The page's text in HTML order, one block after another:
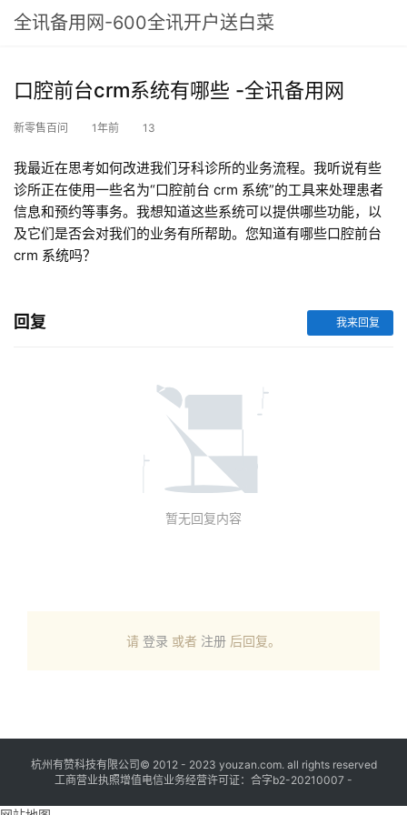
全讯备用网-600全讯开户送白菜
口腔前台crm系统有哪些 -全讯备用网
新零售百问 1年前 13
我最近在思考如何改进我们牙科诊所的业务流程。我听说有些
诊所正在使用一些名为“口腔前台 crm 系统”的工具来处理患者
信息和预约等事务。我想知道这些系统可以提供哪些功能，以
及它们是否会对我们的业务有所帮助。您知道有哪些口腔前台
crm 系统吗？
回复 我来回复
暂无回复内容
请 登录 或者 注册 后回复。
杭州有赞科技有限公司© 2012 - 2023 youzan.com. all rights reserved
工商营业执照增值电信业务经营许可证：合字b2-20210007 -